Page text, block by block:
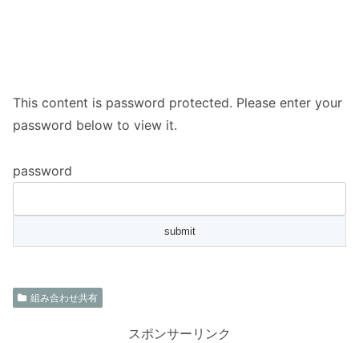
This content is password protected. Please enter your
password below to view it.
password
組み合わせ共有
スポンサーリンク